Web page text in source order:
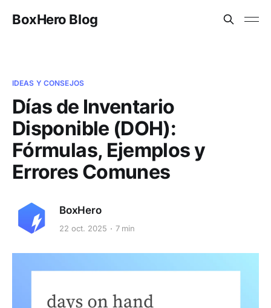
BoxHero Blog
IDEAS Y CONSEJOS
Días de Inventario
Disponible (DOH):
Fórmulas, Ejemplos y
Errores Comunes
BoxHero
22 oct. 2025 7 min